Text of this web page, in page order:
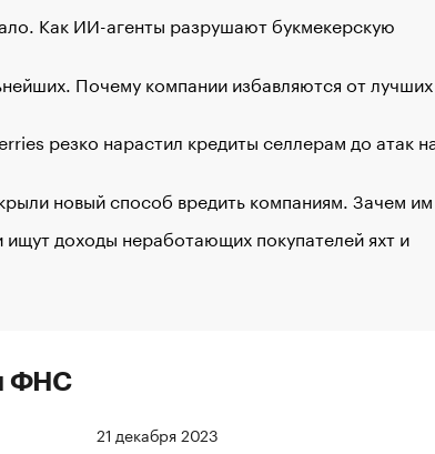
Как ИИ-агенты разрушают букмекерскую
Почему компании избавляются от лучших
резко нарастил кредиты селлерам до атак
новый способ вредить компаниям. Зачем
ищут доходы неработающих покупателей яхт и
ФНС
21 декабря 2023